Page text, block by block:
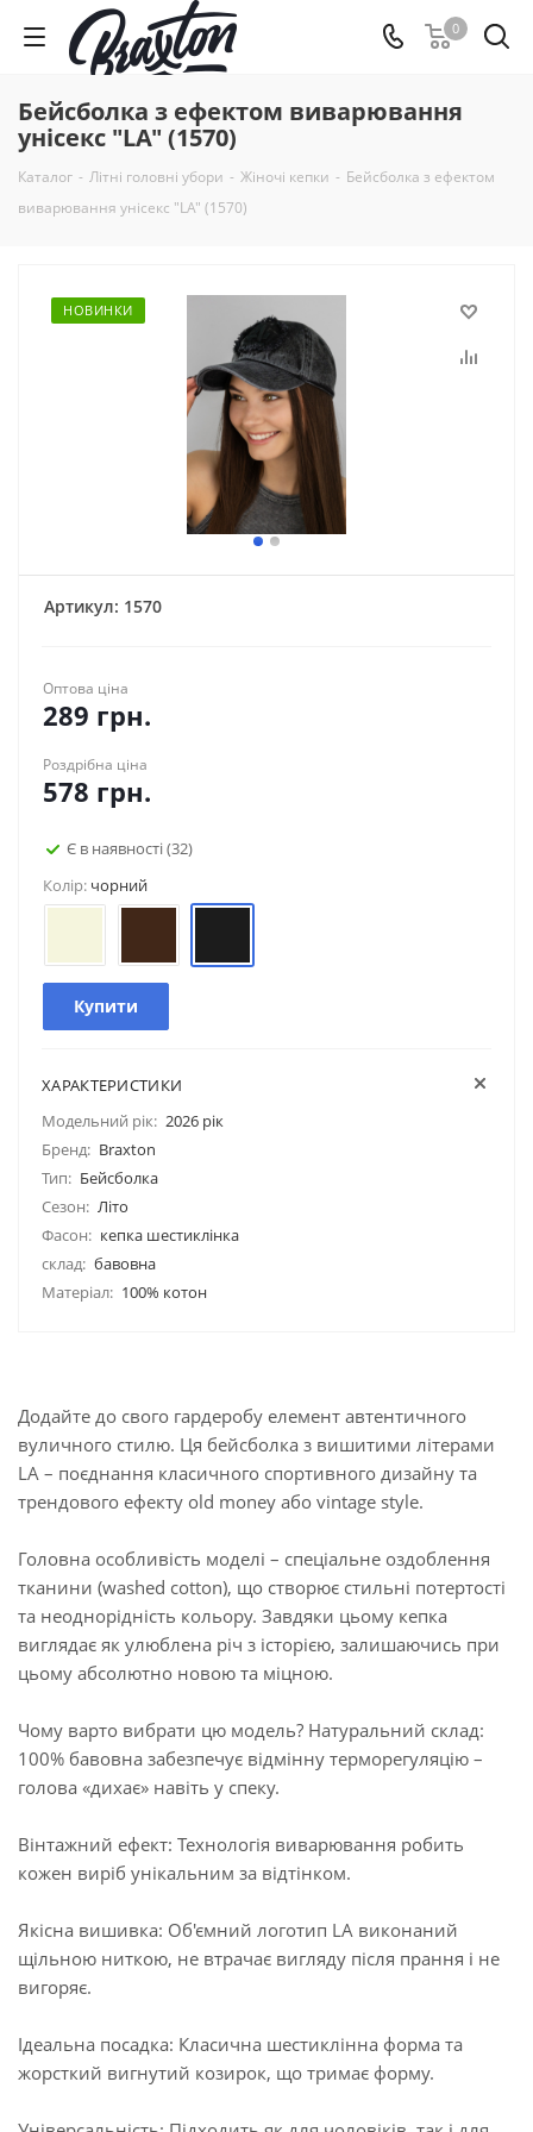
0
Бейсболка з ефектом виварювання
унісекс "LA" (1570)
Каталог - Літні головні убори - Жіночі кепки - Бейсболка з ефектом
виварювання унісекс "LA" (1570)
НОВИНКИ
Артикул: 1570
Оптова ціна
289 грн.
Роздрібна ціна
578 грн.
Є в наявності(32)
Колір: чорний
Купити
ХАРАКТЕРИСТИКИ
Модельний рік: 2026 рік
Бренд: Braxton
Тип: Бейсболка
Сезон: Літо
Фасон: кепка шестиклінка
склад: бавовна
Матеріал: 100% котон
Додайте до свого гардеробу елемент автентичного
вуличного стилю. Ця бейсболка з вишитими літерами
LA – поєднання класичного спортивного дизайну та
трендового ефекту old money або vintage style.
Головна особливість моделі – спеціальне оздоблення
тканини (washed cotton), що створює стильні потертості
та неоднорідність кольору. Завдяки цьому кепка
виглядає як улюблена річ з історією, залишаючись при
цьому абсолютно новою та міцною.
Чому варто вибрати цю модель? Натуральний склад:
100% бавовна забезпечує відмінну терморегуляцію –
голова «дихає» навіть у спеку.
Вінтажний ефект: Технологія виварювання робить
кожен виріб унікальним за відтінком.
Якісна вишивка: Об'ємний логотип LA виконаний
щільною ниткою, не втрачає вигляду після прання і не
вигоряє.
Ідеальна посадка: Класична шестиклінна форма та
жорсткий вигнутий козирок, що тримає форму.